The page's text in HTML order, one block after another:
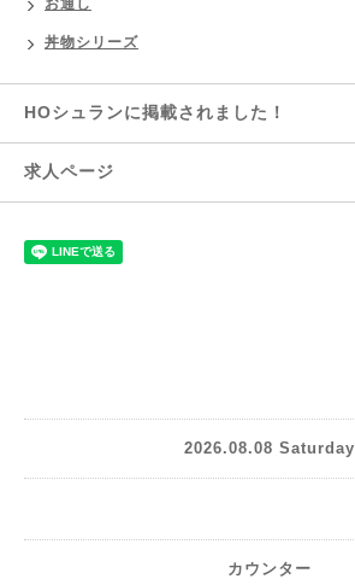
丼物シリーズ
HOシュランに掲載されました！
求人ページ
2026.08.08 Saturday
カウンター